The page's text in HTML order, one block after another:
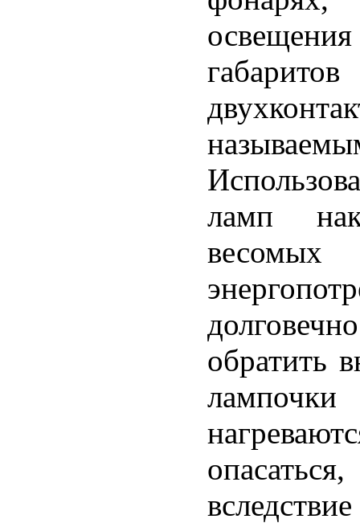
ламп
обратить